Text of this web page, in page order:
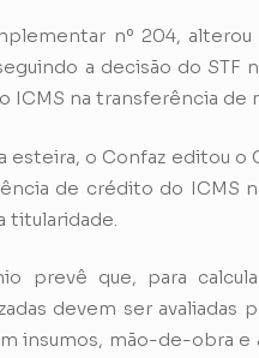
nº 204,
a decisão do
ICMS na transferência
esteira, o Confaz editou o
de crédito do ICMS
titularidade.
prevê que, para
devem ser
insumos, mão-de-obra e